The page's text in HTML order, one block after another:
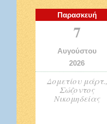
Παρασκευή
7
Αυγούστου
2026
Δομετίου μάρτ.,
Σώζοντος
Νικομηδείας